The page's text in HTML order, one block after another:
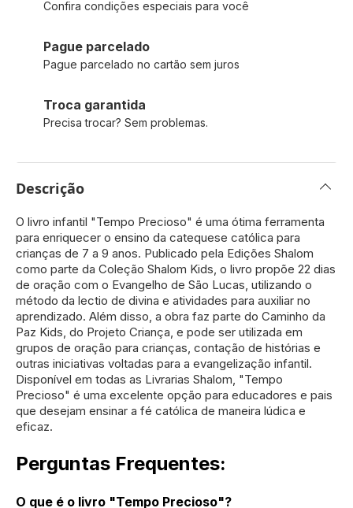
Confira condições especiais para você
Pague parcelado
Pague parcelado no cartão sem juros
Troca garantida
Precisa trocar? Sem problemas.
Descrição
O livro infantil "Tempo Precioso" é uma ótima ferramenta
para enriquecer o ensino da catequese católica para
crianças de 7 a 9 anos. Publicado pela Edições Shalom
como parte da Coleção Shalom Kids, o livro propõe 22 dias
de oração com o Evangelho de São Lucas, utilizando o
método da lectio de divina e atividades para auxiliar no
aprendizado. Além disso, a obra faz parte do Caminho da
Paz Kids, do Projeto Criança, e pode ser utilizada em
grupos de oração para crianças, contação de histórias e
outras iniciativas voltadas para a evangelização infantil.
Disponível em todas as Livrarias Shalom, "Tempo
Precioso" é uma excelente opção para educadores e pais
que desejam ensinar a fé católica de maneira lúdica e
eficaz.
Perguntas Frequentes:
O que é o livro "Tempo Precioso"?